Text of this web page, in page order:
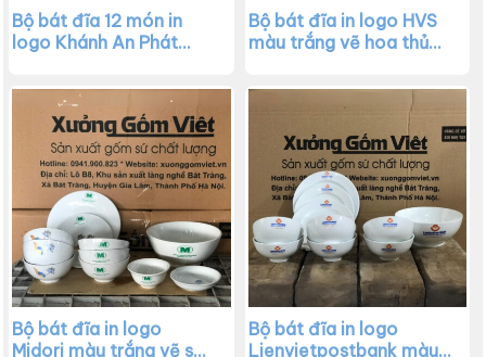
Bộ bát đĩa 12 món in
logo Khánh An Phát
XG-BD22
Bộ bát đĩa in logo HVS
màu trắng vẽ hoa thủ
Bộ bát đĩa in logo
Midori màu trắng vẽ sen
Bộ bát đĩa in logo
Lienvietpostbank màu